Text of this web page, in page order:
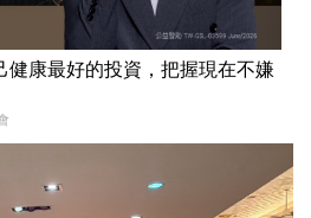
健康最好的投資，把握現在不嫌